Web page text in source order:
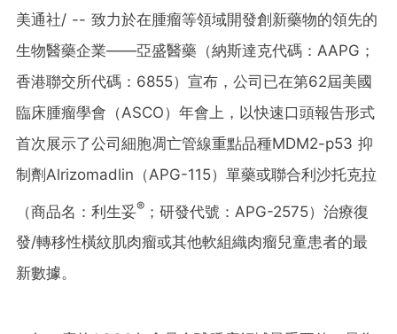
美通社/ -- 致力於在腫瘤等領域開發創新藥物的領先的
生物醫藥企業——亞盛醫藥（納斯達克代碼：AAPG；
香港聯交所代碼：6855）宣布，公司已在第62屆美國
臨床腫瘤學會（ASCO）年會上，以快速口頭報告形式
首次展示了公司細胞凋亡管線重點品種MDM2-p53 抑
制劑Alrizomadlin（APG-115）單藥或聯合利沙托克拉
（商品名：利生妥® ；研發代號：APG-2575）治療復
發/轉移性橫紋肌肉瘤或其他軟組織肉瘤兒童患者的最
新數據。